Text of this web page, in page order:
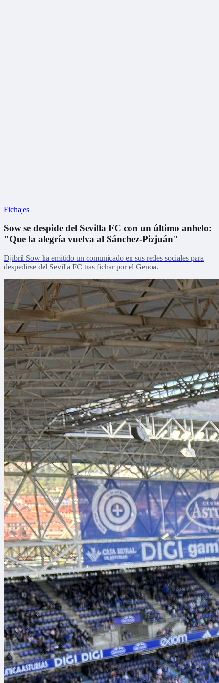
Fichajes
Sow se despide del Sevilla FC con un último anhelo:
"Que la alegría vuelva al Sánchez-Pizjuán"
Djibril Sow ha emitido un comunicado en sus redes sociales para
despedirse del Sevilla FC tras fichar por el Genoa.